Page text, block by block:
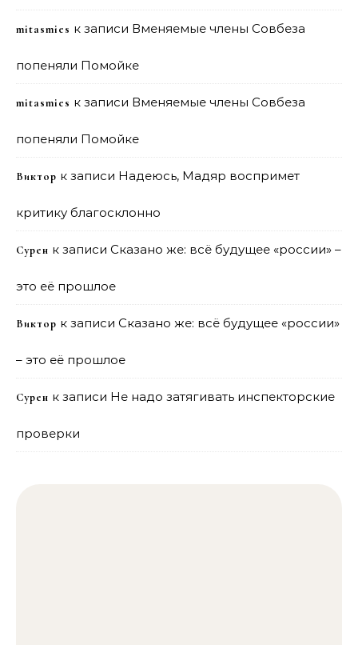
mitasmies к записи Вменяемые члены Совбеза
попеняли Помойке
mitasmies к записи Вменяемые члены Совбеза
попеняли Помойке
Виктор к записи Надеюсь, Мадяр воспримет
критику благосклонно
Сурен к записи Сказано же: всё будущее «россии» –
это её прошлое
Виктор к записи Сказано же: всё будущее «россии»
– это её прошлое
Сурен к записи Не надо затягивать инспекторские
проверки